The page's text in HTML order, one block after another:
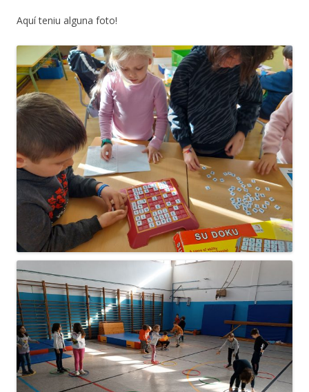
Aquí teniu alguna foto!